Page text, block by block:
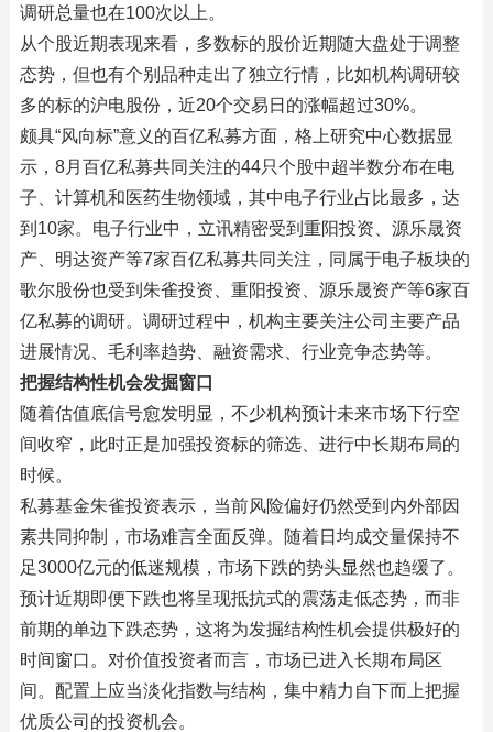
调研总量也在100次以上。
从个股近期表现来看，多数标的股价近期随大盘处于调整
态势，但也有个别品种走出了独立行情，比如机构调研较
多的标的沪电股份，近20个交易日的涨幅超过30%。
颇具“风向标”意义的百亿私募方面，格上研究中心数据显
示，8月百亿私募共同关注的44只个股中超半数分布在电
子、计算机和医药生物领域，其中电子行业占比最多，达
到10家。电子行业中，立讯精密受到重阳投资、源乐晟资
产、明达资产等7家百亿私募共同关注，同属于电子板块的
歌尔股份也受到朱雀投资、重阳投资、源乐晟资产等6家百
亿私募的调研。调研过程中，机构主要关注公司主要产品
进展情况、毛利率趋势、融资需求、行业竞争态势等。
把握结构性机会发掘窗口
随着估值底信号愈发明显，不少机构预计未来市场下行空
间收窄，此时正是加强投资标的筛选、进行中长期布局的
时候。
私募基金朱雀投资表示，当前风险偏好仍然受到内外部因
素共同抑制，市场难言全面反弹。随着日均成交量保持不
足3000亿元的低迷规模，市场下跌的势头显然也趋缓了。
预计近期即便下跌也将呈现抵抗式的震荡走低态势，而非
前期的单边下跌态势，这将为发掘结构性机会提供极好的
时间窗口。对价值投资者而言，市场已进入长期布局区
间。配置上应当淡化指数与结构，集中精力自下而上把握
优质公司的投资机会。